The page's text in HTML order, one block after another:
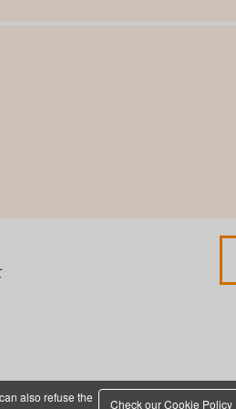
also refuse the Check our Cookie Policy